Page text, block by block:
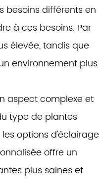
besoins différents en
à ces besoins. Par
élevée, tandis que
environnement plus
aspect complexe et
type de plantes
options d'éclairage
offre un
plus saines et